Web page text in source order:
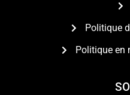
Politique
Politique en